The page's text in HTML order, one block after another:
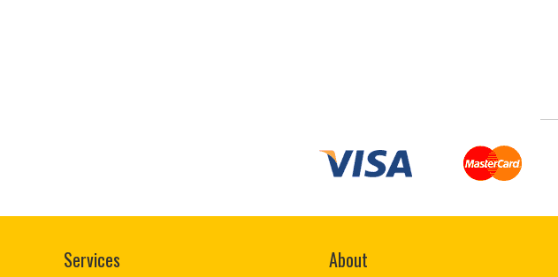
Services About